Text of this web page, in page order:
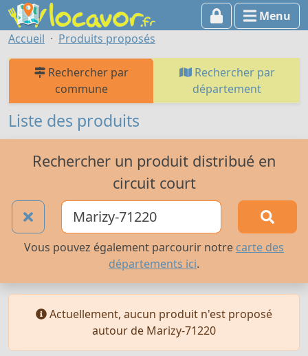
Menu
Accueil
Produits proposés
Rechercher par
commune
Rechercher par
département
Liste des produits
Rechercher un produit distribué en
circuit court
Vous pouvez également parcourir notre carte des
départements ici.
Actuellement, aucun produit n'est proposé
autour de Marizy-71220